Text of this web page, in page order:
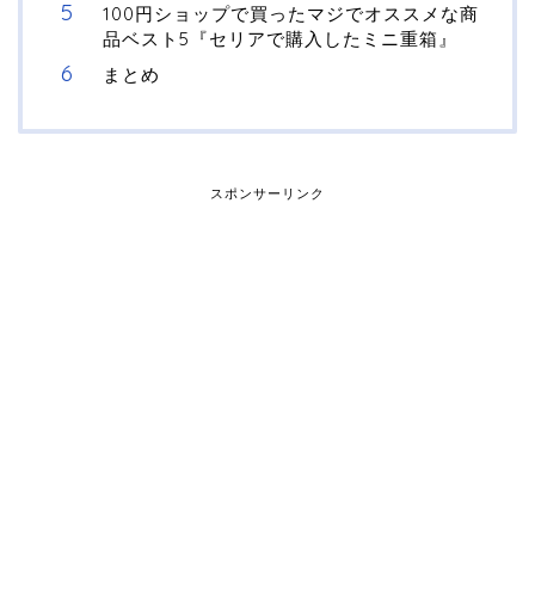
100円ショップで買ったマジでオススメな商
品ベスト5『セリアで購入したミニ重箱』
まとめ
スポンサーリンク